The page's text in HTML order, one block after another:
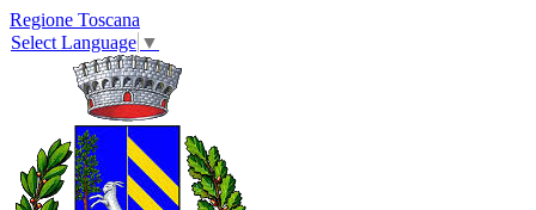
Regione Toscana
Select Language ▼